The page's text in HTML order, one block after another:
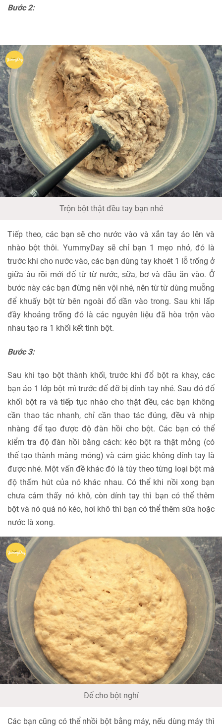
Bước 2:
Trộn bột thật đều tay bạn nhé
Tiếp theo, các bạn sẽ cho nước vào và xắn tay áo lên và
nhào bột thôi. YummyDay sẽ chỉ bạn 1 mẹo nhỏ, đó là
trước khi cho nước vào, các bạn dùng tay khoét 1 lỗ trống ở
giữa âu rồi mới đổ từ từ nước, sữa, bơ và dầu ăn vào. Ở
bước này các bạn đừng nên vội nhé, nên từ từ dùng muỗng
để khuấy bột từ bên ngoài đổ dần vào trong. Sau khi lấp
đầy khoảng trống đó là các nguyên liệu đã hòa trộn vào
nhau tạo ra 1 khối kết tinh bột.
Bước 3:
Sau khi tạo bột thành khối, trước khi đổ bột ra khay, các
bạn áo 1 lớp bột mì trước để đỡ bị dính tay nhé. Sau đó đổ
khối bột ra và tiếp tục nhào cho thật đều, các bạn không
cần thao tác nhanh, chỉ cần thao tác đúng, đều và nhịp
nhàng để tạo được độ đàn hồi cho bột. Các bạn có thể
kiểm tra độ đàn hồi bằng cách: kéo bột ra thật mỏng (có
thể tạo thành màng mỏng) và cảm giác không dính tay là
được nhé. Một vấn đề khác đó là tùy theo từng loại bột mà
độ thấm hút của nó khác nhau. Có thể khi nồi xong bạn
chưa cảm thấy nó khô, còn dính tay thì bạn có thể thêm
bột và nó quá nó kéo, hơi khô thì bạn có thể thêm sữa hoặc
nước là xong.
Để cho bột nghỉ
Các bạn cũng có thể nhồi bột bằng máy, nếu dùng máy thì